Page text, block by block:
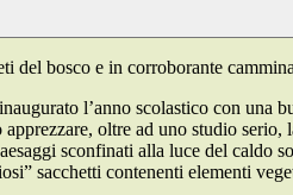
del bosco e in corroborante
l’anno scolastico con
oltre ad uno studio
sconfinati alla luce del
sacchetti contenenti elementi